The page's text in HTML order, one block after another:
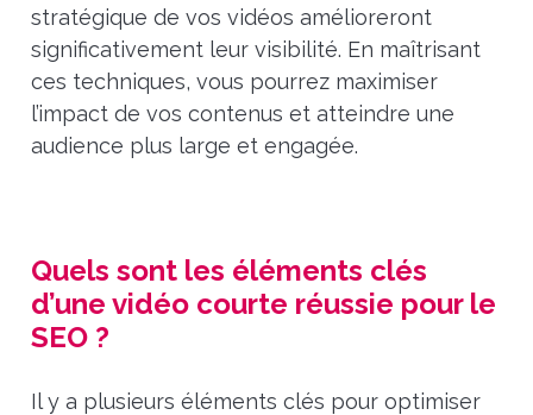
stratégique de vos vidéos amélioreront
significativement leur visibilité. En maîtrisant
ces techniques, vous pourrez maximiser
l’impact de vos contenus et atteindre une
audience plus large et engagée.
Quels sont les éléments clés
d’une vidéo courte réussie pour le
SEO ?
Il y a plusieurs éléments clés pour optimiser